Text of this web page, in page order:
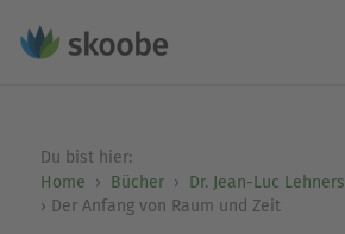
Du bist hier:
Home
Bücher
Dr. Jean-Luc Lehners
Der Anfang von Raum und Zeit